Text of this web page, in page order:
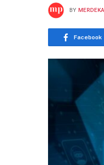
BY
Facebook